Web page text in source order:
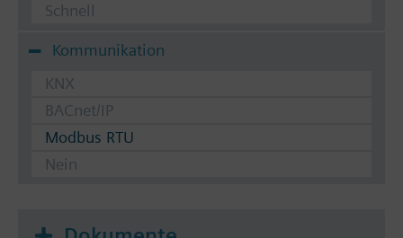
Schnell
Kommunikation
KNX
BACnet/IP
Modbus RTU
Nein